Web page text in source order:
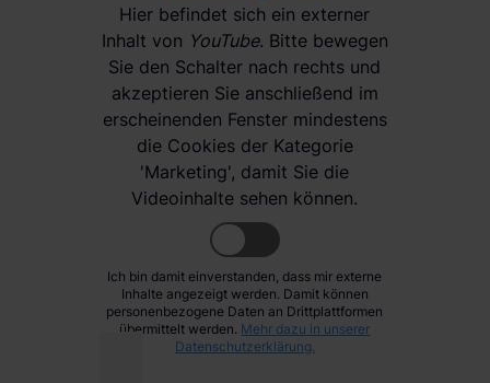
Hier befindet sich ein externer
Inhalt von YouTube. Bitte bewegen
Sie den Schalter nach rechts und
akzeptieren Sie anschließend im
erscheinenden Fenster mindestens
die Cookies der Kategorie
'Marketing', damit Sie die
Videoinhalte sehen können.
Ich bin damit einverstanden, dass mir externe
Inhalte angezeigt werden. Damit können
personenbezogene Daten an Drittplattformen
übermittelt werden. Mehr dazu in unserer
Datenschutzerklärung.